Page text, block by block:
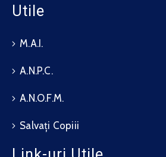
Utile
M.A.I.
A.N.P.C.
A.N.O.F.M.
Salvați Copiii